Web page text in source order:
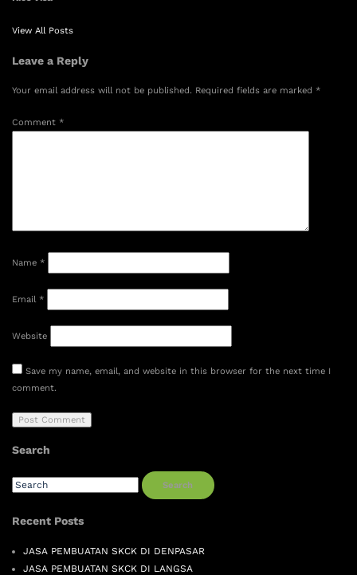
View All Posts
Leave a Reply
Your email address will not be published. Required fields are marked *
Comment *
Name *
Email *
Website
Save my name, email, and website in this browser for the next time I
comment.
Search
Search
Recent Posts
JASA PEMBUATAN SKCK DI DENPASAR
JASA PEMBUATAN SKCK DI LANGSA